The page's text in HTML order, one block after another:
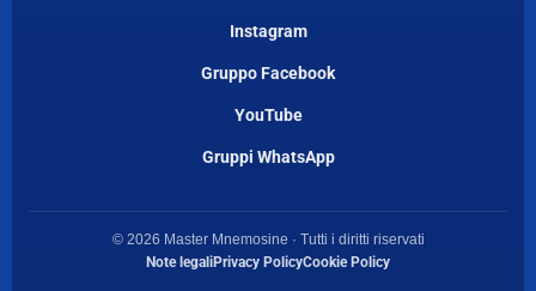
Instagram
Gruppo Facebook
YouTube
Gruppi WhatsApp
© 2026 Master Mnemosine · Tutti i diritti riservati
Note legaliPrivacy PolicyCookie Policy